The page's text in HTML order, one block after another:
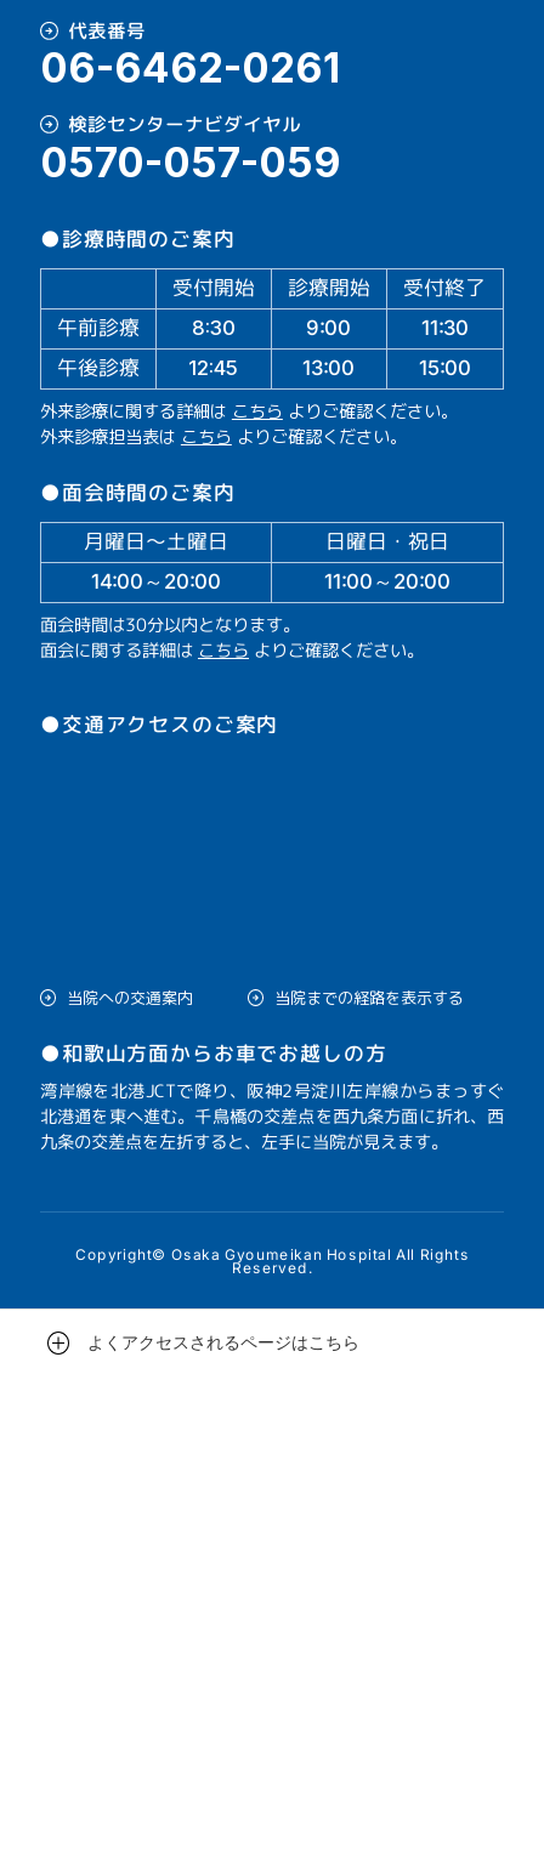
代表番号
06-6462-0261
検診センターナビダイヤル
0570-057-059
●診療時間のご案内
受付開始 診療開始 受付終了
午前診療 8:30 9:00 11:30
午後診療 12:45 13:00 15:00
外来診療に関する詳細は こちら よりご確認ください。
外来診療担当表は こちら よりご確認ください。
●面会時間のご案内
月曜日～土曜日 日曜日・祝日
14:00～20:00 11:00～20:00
面会時間は30分以内となります。
面会に関する詳細は こちら よりご確認ください。
●交通アクセスのご案内
当院への交通案内 当院までの経路を表示する
●和歌山方面からお車でお越しの方
湾岸線を北港JCTで降り、阪神2号淀川左岸線からまっすぐ
北港通を東へ進む。千鳥橋の交差点を西九条方面に折れ、西
九条の交差点を左折すると、左手に当院が見えます。
Copyright© Osaka Gyoumeikan Hospital All Rights
Reserved.
よくアクセスされるページはこちら